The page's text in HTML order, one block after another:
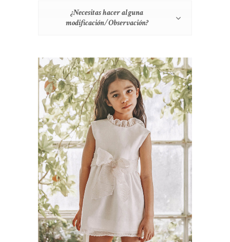
¿Necesitas hacer alguna
modificación/Observación?